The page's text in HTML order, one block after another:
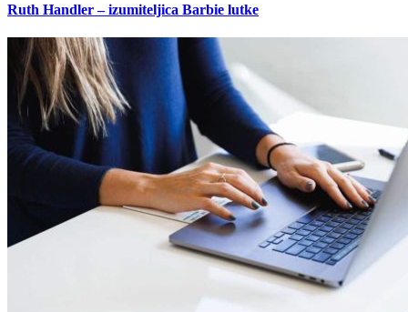
Ruth Handler – izumiteljica Barbie lutke